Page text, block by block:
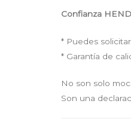
Confianza
* Puedes
* Garantía de
No son solo
Son una